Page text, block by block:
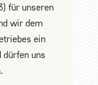
für unseren
wir dem
ein
dürfen uns